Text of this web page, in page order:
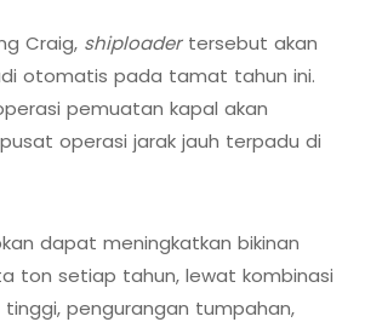
Craig, shiploadertersebut akan
otomatis pada tamat tahun ini.
pemuatan kapal akan
operasi jarak jauh terpadu di
dapat meningkatkan bikinan
ton setiap tahun, lewat kombinasi
tinggi, pengurangan tumpahan,